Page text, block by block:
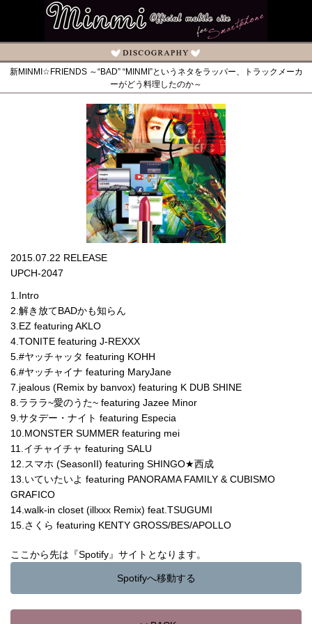
新MINMI☆FRIENDS ～“BAD” “MINMI”というネタをラッパー、トラックメーカ
ーがどう料理したのか～
2015.07.22 RELEASE
UPCH-2047
1.Intro
2.解き放てBADかも知らん
3.EZ featuring AKLO
4.TONITE featuring J-REXXX
5.#ヤッチャッタ featuring KOHH
6.#ヤッチャイナ featuring MaryJane
7.jealous (Remix by banvox) featuring K DUB SHINE
8.ラララ~愛のうた~ featuring Jazee Minor
9.サタデー・ナイト featuring Especia
10.MONSTER SUMMER featuring mei
11.イチャイチャ featuring SALU
12.スマホ (SeasonII) featuring SHINGO★西成
13.いていたいよ featuring PANORAMA FAMILY & CUBISMO
GRAFICO
14.walk-in closet (illxxx Remix) feat.TSUGUMI
15.さくら featuring KENTY GROSS/BES/APOLLO
ここから先は『Spotify』サイトとなります。
Spotifyへ移動する